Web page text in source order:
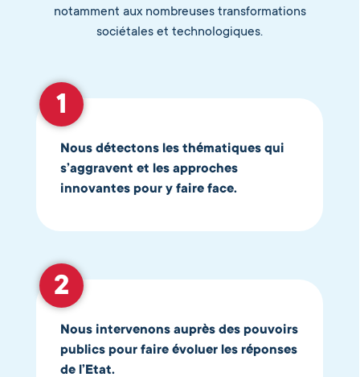
notamment aux nombreuses transformations
sociétales et technologiques.
Nous détectons les thématiques qui
s’aggravent et les approches
innovantes pour y faire face.
Nous intervenons auprès des pouvoirs
publics pour faire évoluer les réponses
de l’Etat.